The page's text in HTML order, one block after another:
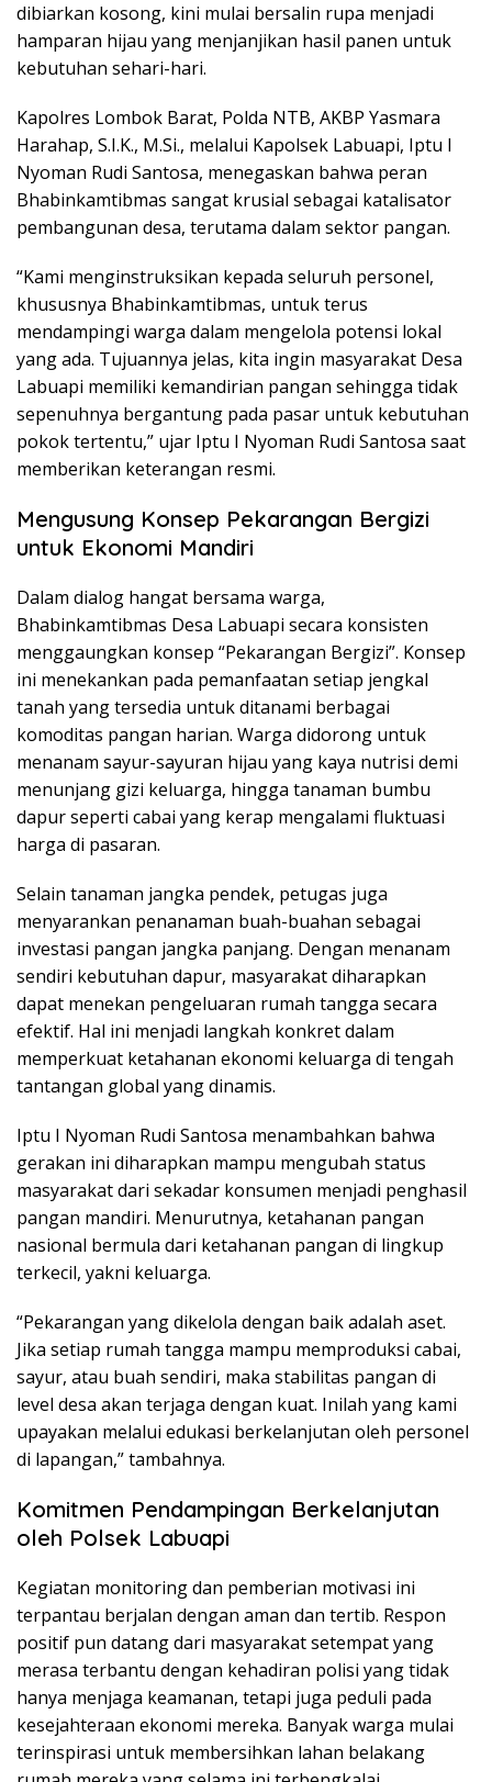
dibiarkan kosong, kini mulai bersalin rupa menjadi
hamparan hijau yang menjanjikan hasil panen untuk
kebutuhan sehari-hari.
Kapolres Lombok Barat, Polda NTB, AKBP Yasmara
Harahap, S.I.K., M.Si., melalui Kapolsek Labuapi, Iptu I
Nyoman Rudi Santosa, menegaskan bahwa peran
Bhabinkamtibmas sangat krusial sebagai katalisator
pembangunan desa, terutama dalam sektor pangan.
“Kami menginstruksikan kepada seluruh personel,
khususnya Bhabinkamtibmas, untuk terus
mendampingi warga dalam mengelola potensi lokal
yang ada. Tujuannya jelas, kita ingin masyarakat Desa
Labuapi memiliki kemandirian pangan sehingga tidak
sepenuhnya bergantung pada pasar untuk kebutuhan
pokok tertentu,” ujar Iptu I Nyoman Rudi Santosa saat
memberikan keterangan resmi.
Mengusung Konsep Pekarangan Bergizi
untuk Ekonomi Mandiri
Dalam dialog hangat bersama warga,
Bhabinkamtibmas Desa Labuapi secara konsisten
menggaungkan konsep “Pekarangan Bergizi”. Konsep
ini menekankan pada pemanfaatan setiap jengkal
tanah yang tersedia untuk ditanami berbagai
komoditas pangan harian. Warga didorong untuk
menanam sayur-sayuran hijau yang kaya nutrisi demi
menunjang gizi keluarga, hingga tanaman bumbu
dapur seperti cabai yang kerap mengalami fluktuasi
harga di pasaran.
Selain tanaman jangka pendek, petugas juga
menyarankan penanaman buah-buahan sebagai
investasi pangan jangka panjang. Dengan menanam
sendiri kebutuhan dapur, masyarakat diharapkan
dapat menekan pengeluaran rumah tangga secara
efektif. Hal ini menjadi langkah konkret dalam
memperkuat ketahanan ekonomi keluarga di tengah
tantangan global yang dinamis.
Iptu I Nyoman Rudi Santosa menambahkan bahwa
gerakan ini diharapkan mampu mengubah status
masyarakat dari sekadar konsumen menjadi penghasil
pangan mandiri. Menurutnya, ketahanan pangan
nasional bermula dari ketahanan pangan di lingkup
terkecil, yakni keluarga.
“Pekarangan yang dikelola dengan baik adalah aset.
Jika setiap rumah tangga mampu memproduksi cabai,
sayur, atau buah sendiri, maka stabilitas pangan di
level desa akan terjaga dengan kuat. Inilah yang kami
upayakan melalui edukasi berkelanjutan oleh personel
di lapangan,” tambahnya.
Komitmen Pendampingan Berkelanjutan
oleh Polsek Labuapi
Kegiatan monitoring dan pemberian motivasi ini
terpantau berjalan dengan aman dan tertib. Respon
positif pun datang dari masyarakat setempat yang
merasa terbantu dengan kehadiran polisi yang tidak
hanya menjaga keamanan, tetapi juga peduli pada
kesejahteraan ekonomi mereka. Banyak warga mulai
terinspirasi untuk membersihkan lahan belakang